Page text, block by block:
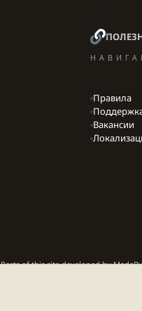
Правила
Вакансии
Parts of this site developed by